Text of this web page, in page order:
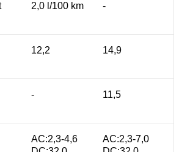
2,0 l/100 km -
12,2 14,9
- 11,5
AC:2,3-4,6
AC:2,3-7,0